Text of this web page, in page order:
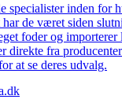
specialister inden for
har de været siden
foder og
direkte fra
at se deres udvalg.